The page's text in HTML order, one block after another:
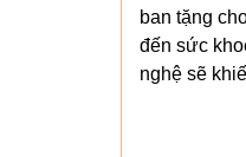
ban tặng
đến sức
nghệ sẽ